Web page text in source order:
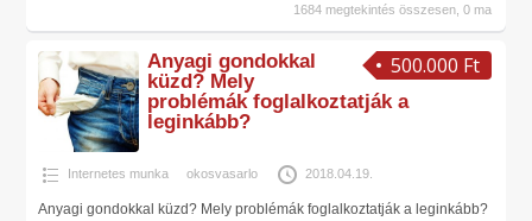
1684 megtekintés összesen, 0 ma
500.000 Ft
Anyagi gondokkal
küzd? Mely
problémák foglalkoztatják a
leginkább?
Internetes munka okosvasarlo 2018.04.19.
Anyagi gondokkal küzd? Mely problémák foglalkoztatják a leginkább?